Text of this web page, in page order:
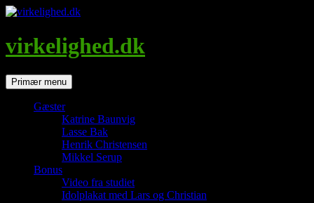
Hop
indhold
virkelighed.dk
SøgPrimær menu
Gæster
Katrine Baunvig
Lasse Bak
Henrik Christensen
Mikkel Serup
Bonus
Video fra studiet
Idolplakat med Lars og Christian